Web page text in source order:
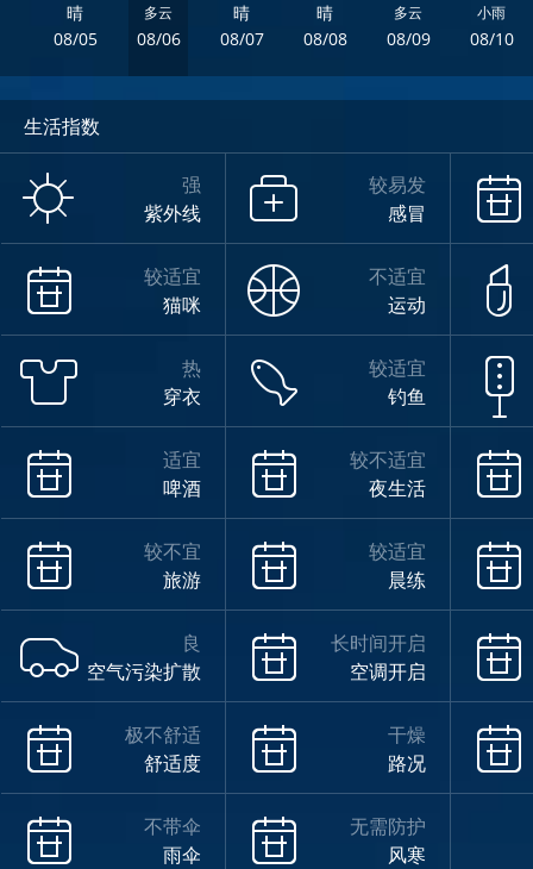
晴
08/05
多云
08/06
晴
08/07
晴
08/08
多云
08/09
小雨
08/10
生活指数
强
紫外线
较易发
感冒
较适宜
猫咪
不适宜
运动
热
穿衣
较适宜
钓鱼
适宜
啤酒
较不适宜
夜生活
较不宜
旅游
较适宜
晨练
良
空气污染扩散
长时间开启
空调开启
极不舒适
舒适度
干燥
路况
不带伞
雨伞
无需防护
风寒